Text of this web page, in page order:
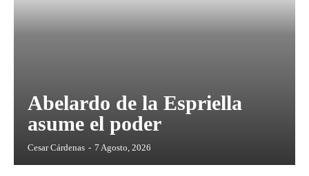
Abelardo de la Espriella
asume el poder
Cesar Cárdenas - 7 Agosto, 2026